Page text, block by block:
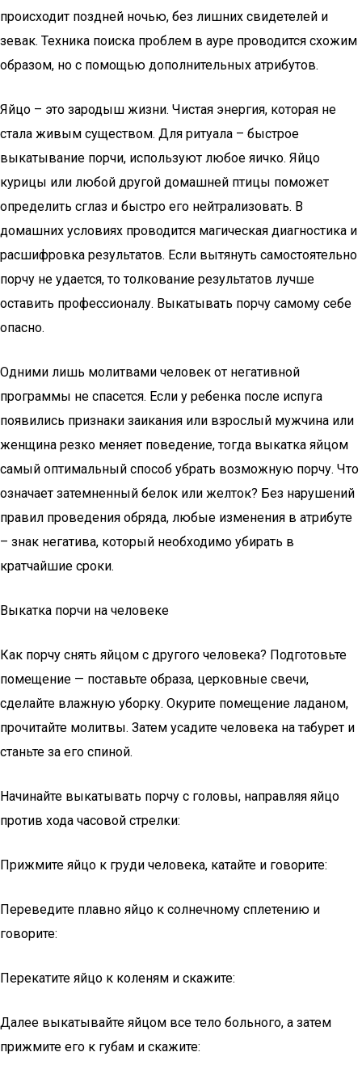
происходит поздней ночью, без лишних свидетелей и
зевак. Техника поиска проблем в ауре проводится схожим
образом, но с помощью дополнительных атрибутов.
Яйцо – это зародыш жизни. Чистая энергия, которая не
стала живым существом. Для ритуала – быстрое
выкатывание порчи, используют любое яичко. Яйцо
курицы или любой другой домашней птицы поможет
определить сглаз и быстро его нейтрализовать. В
домашних условиях проводится магическая диагностика и
расшифровка результатов. Если вытянуть самостоятельно
порчу не удается, то толкование результатов лучше
оставить профессионалу. Выкатывать порчу самому себе
опасно.
Одними лишь молитвами человек от негативной
программы не спасется. Если у ребенка после испуга
появились признаки заикания или взрослый мужчина или
женщина резко меняет поведение, тогда выкатка яйцом
самый оптимальный способ убрать возможную порчу. Что
означает затемненный белок или желток? Без нарушений
правил проведения обряда, любые изменения в атрибуте
– знак негатива, который необходимо убирать в
кратчайшие сроки.
Выкатка порчи на человеке
Как порчу снять яйцом с другого человека? Подготовьте
помещение — поставьте образа, церковные свечи,
сделайте влажную уборку. Окурите помещение ладаном,
прочитайте молитвы. Затем усадите человека на табурет и
станьте за его спиной.
Начинайте выкатывать порчу с головы, направляя яйцо
против хода часовой стрелки:
Прижмите яйцо к груди человека, катайте и говорите:
Переведите плавно яйцо к солнечному сплетению и
говорите:
Перекатите яйцо к коленям и скажите:
Далее выкатывайте яйцом все тело больного, а затем
прижмите его к губам и скажите: